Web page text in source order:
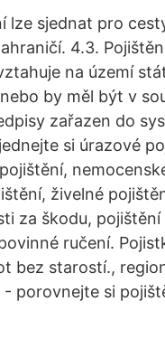
lze sjednat pro
4.3.
na území
by měl být v
zařazen do
si úrazové
živelné
za škodu,
ručení.
bez starostí.,
porovnejte si